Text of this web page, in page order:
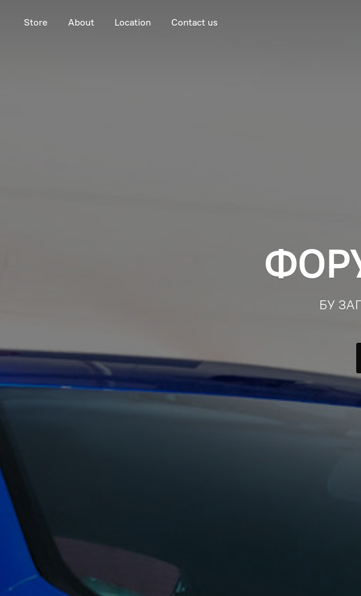
Store About Location Contact us
БУ